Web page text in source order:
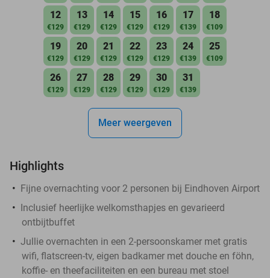
12
€129
13
€129
14
€129
15
€129
16
€129
17
€139
18
€109
19
€129
20
€129
21
€129
22
€129
23
€129
24
€139
25
€109
26
€129
27
€129
28
€129
29
€129
30
€129
31
€139
Meer weergeven
Highlights
Fijne overnachting voor 2 personen bij Eindhoven Airport
Inclusief heerlijke welkomsthapjes en gevarieerd
ontbijtbuffet
Jullie overnachten in een 2-persoonskamer met gratis
wifi, flatscreen-tv, eigen badkamer met douche en föhn,
koffie- en theefaciliteiten en een bureau met stoel